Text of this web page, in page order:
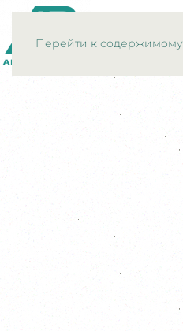
Перейти к содержимому